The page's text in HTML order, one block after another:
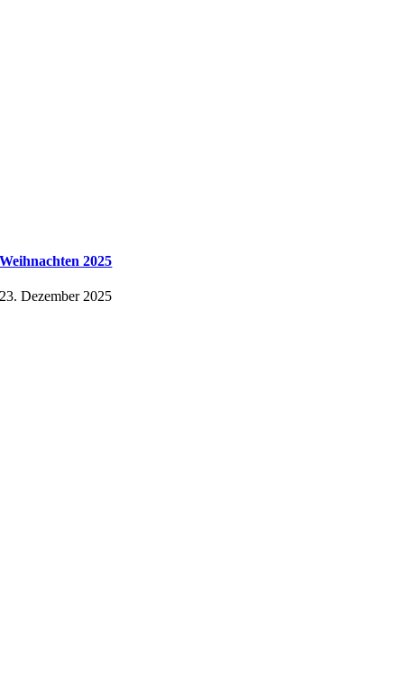
Weihnachten 2025
23. Dezember 2025